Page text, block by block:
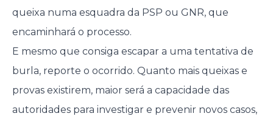
queixa numa esquadra da PSP ou GNR, que
encaminhará o processo.
E mesmo que consiga escapar a uma tentativa de
burla, reporte o ocorrido. Quanto mais queixas e
provas existirem, maior será a capacidade das
autoridades para investigar e prevenir novos casos,